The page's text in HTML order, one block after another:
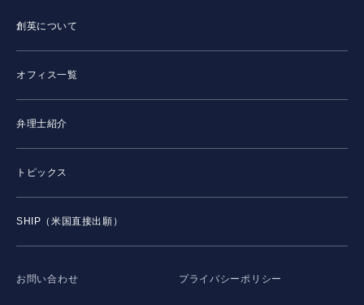
創英について
オフィス一覧
弁理士紹介
トピックス
SHIP（米国直接出願）
お問い合わせ プライバシーポリシー